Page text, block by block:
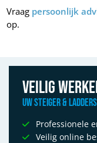
Vraag persoonlijk
op.
Veilig
Uw Steiger &
Professionele
Veilig online